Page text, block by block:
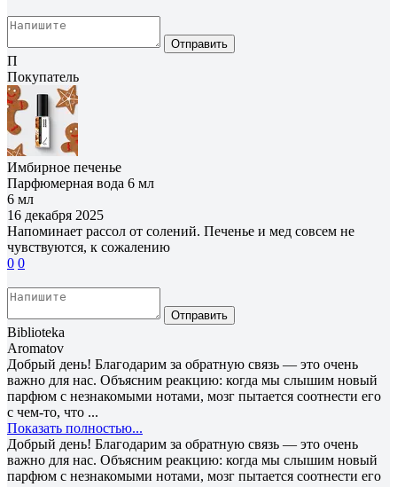
Отправить
П
Покупатель
Имбирное печенье
Парфюмерная вода 6 мл
6 мл
16 декабря 2025
Напоминает рассол от солений. Печенье и мед совсем не
чувствуются, к сожалению
0 0
Отправить
Biblioteka
Aromatov
Добрый день! Благодарим за обратную связь — это очень
важно для нас. Объясним реакцию: когда мы слышим новый
парфюм с незнакомыми нотами, мозг пытается соотнести его
с чем-то, что ...
Показать полностью...
Добрый день! Благодарим за обратную связь — это очень
важно для нас. Объясним реакцию: когда мы слышим новый
парфюм с незнакомыми нотами, мозг пытается соотнести его